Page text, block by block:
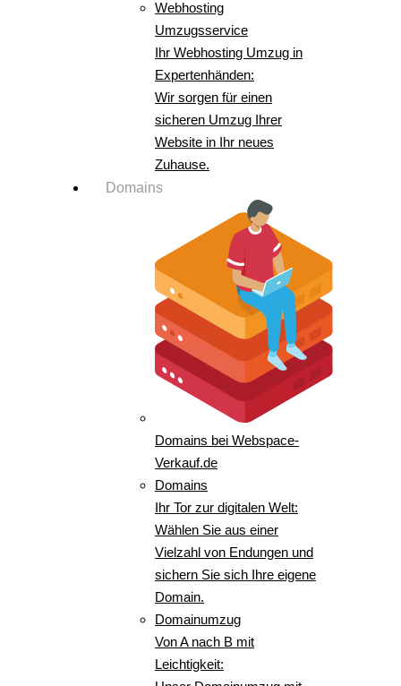
Webhosting
Umzugsservice
Ihr Webhosting Umzug in
Expertenhänden:
Wir sorgen für einen
sicheren Umzug Ihrer
Website in Ihr neues
Zuhause.
Domains
Domains bei Webspace-
Verkauf.de
Domains
Ihr Tor zur digitalen Welt:
Wählen Sie aus einer
Vielzahl von Endungen und
sichern Sie sich Ihre eigene
Domain.
Domainumzug
Von A nach B mit
Leichtigkeit: